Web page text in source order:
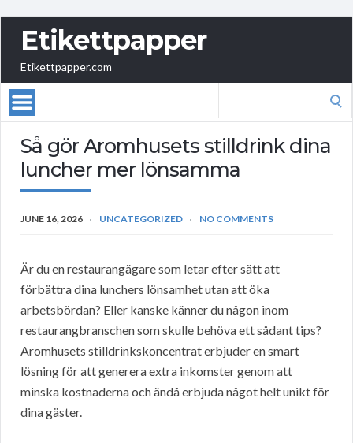
Etikettpapper
Etikettpapper.com
Så gör Aromhusets stilldrink dina
luncher mer lönsamma
JUNE 16, 2026 UNCATEGORIZED NO COMMENTS
Är du en restaurangägare som letar efter sätt att
förbättra dina lunchers lönsamhet utan att öka
arbetsbördan? Eller kanske känner du någon inom
restaurangbranschen som skulle behöva ett sådant tips?
Aromhusets stilldrinkskoncentrat erbjuder en smart
lösning för att generera extra inkomster genom att
minska kostnaderna och ändå erbjuda något helt unikt för
dina gäster.